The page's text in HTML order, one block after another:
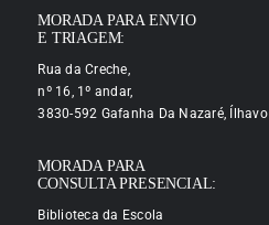
MORADA PARA ENVIO
E TRIAGEM:
Rua da Creche,
nº 16, 1º andar,
3830-592 Gafanha Da Nazaré, Ílhavo
MORADA PARA
CONSULTA PRESENCIAL:
Biblioteca da Escola